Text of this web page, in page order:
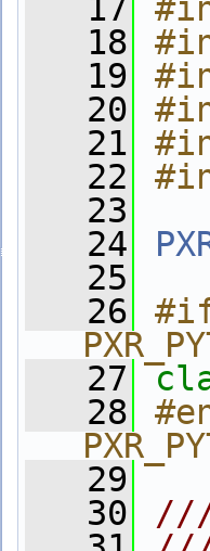
   17
   18
   19
   20
   21
   22
   23
   24
   25
   26
   27
   28
   29
   30
///